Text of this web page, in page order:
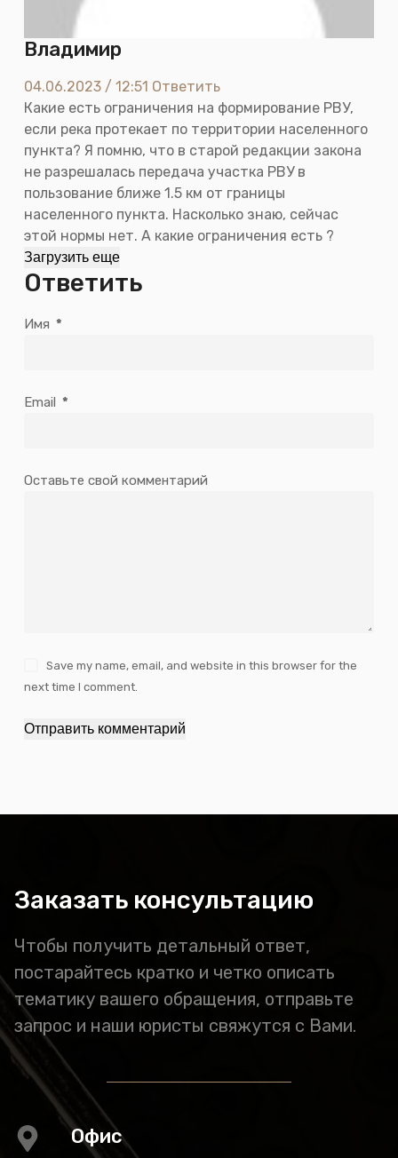
Владимир
04.06.2023 / 12:51 Ответить
Какие есть ограничения на формирование РВУ,
если река протекает по территории населенного
пункта? Я помню, что в старой редакции закона
не разрешалась передача участка РВУ в
пользование ближе 1.5 км от границы
населенного пункта. Насколько знаю, сейчас
этой нормы нет. А какие ограничения есть ?
Загрузить еще
Ответить
Имя *
Email *
Оставьте свой комментарий
Save my name, email, and website in this browser for the
next time I comment.
Отправить комментарий
Заказать консультацию
Чтобы получить детальный ответ,
постарайтесь кратко и четко описать
тематику вашего обращения, отправьте
запрос и наши юристы свяжутся с Вами.
Офис